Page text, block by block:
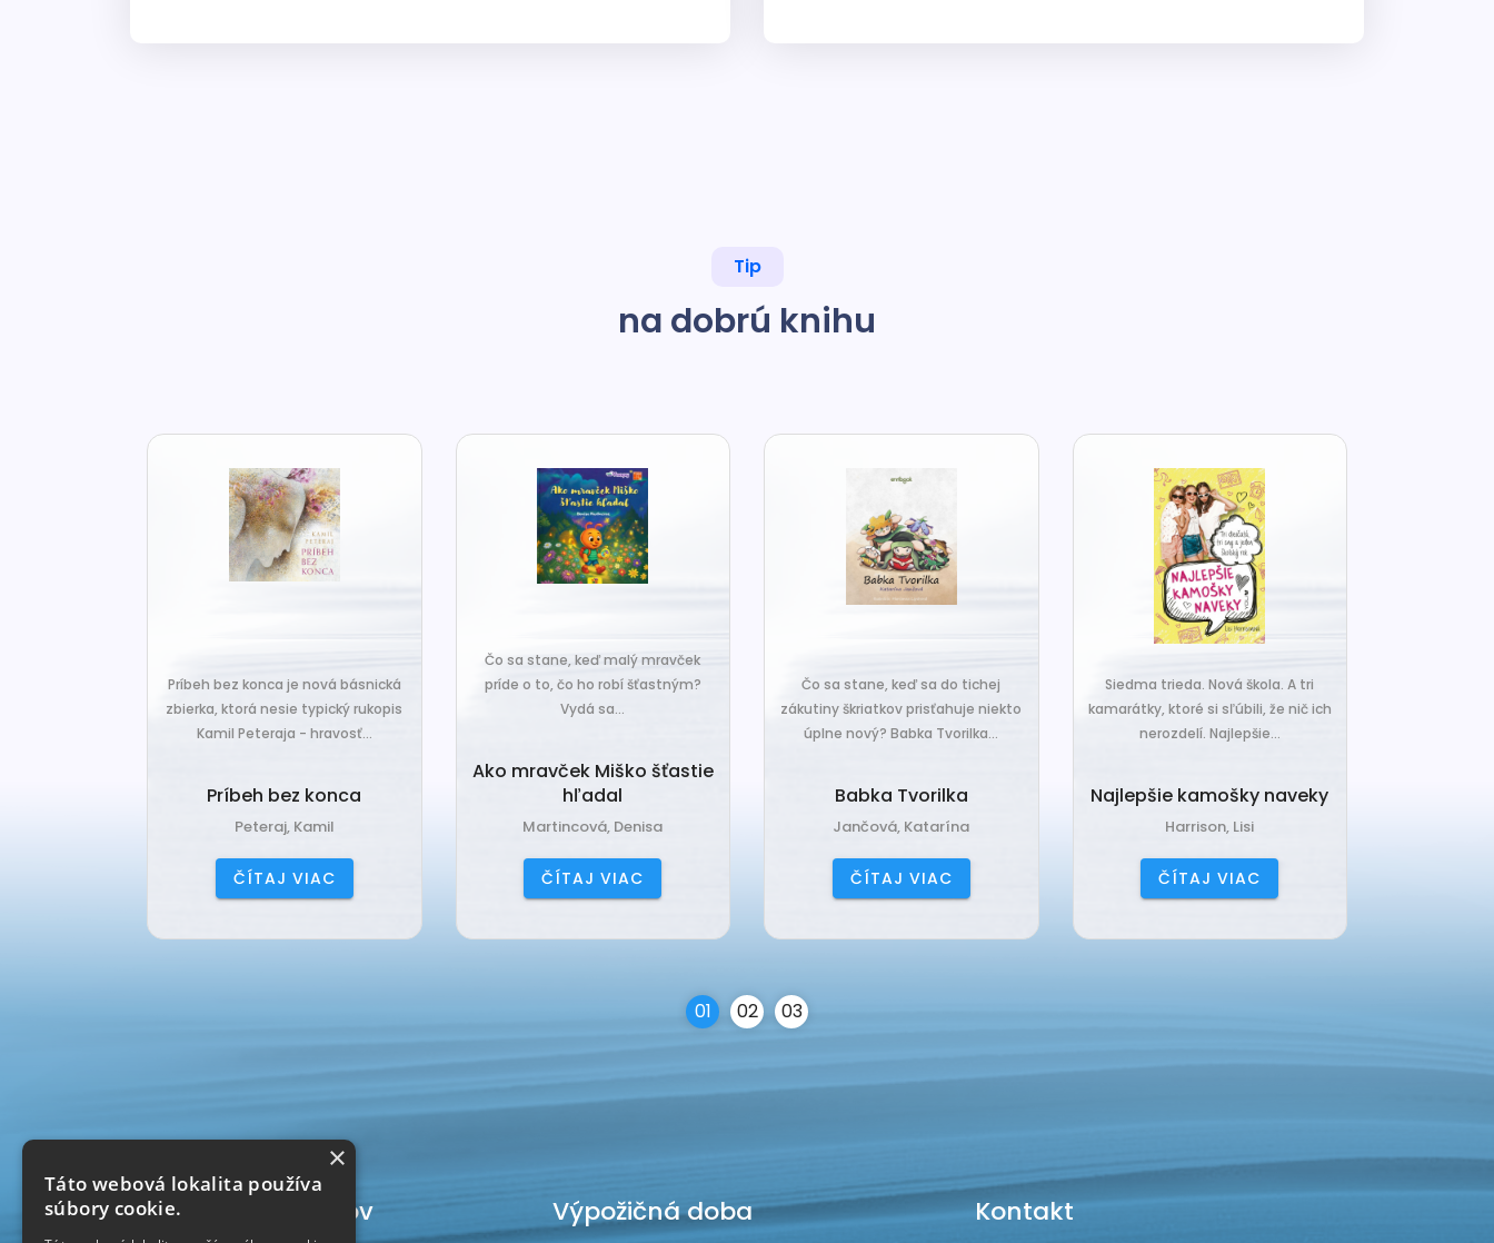
Tip
na dobrú knihu
Príbeh bez konca je nová básnická
zbierka, ktorá nesie typický rukopis
Kamil Peteraja - hravosť...
Príbeh bez konca
Peteraj, Kamil
ČÍTAJ VIAC
Čo sa stane, keď malý mravček
príde o to, čo ho robí šťastným?
Vydá sa...
Ako mravček Miško šťastie
hľadal
Martincová, Denisa
ČÍTAJ VIAC
Čo sa stane, keď sa do tichej
zákutiny škriatkov prisťahuje niekto
úplne nový? Babka Tvorilka...
Babka Tvorilka
Jančová, Katarína
ČÍTAJ VIAC
Siedma trieda. Nová škola. A tri
kamarátky, ktoré si sľúbili, že nič ich
nerozdelí. Najlepšie...
Najlepšie kamošky naveky
Harrison, Lisi
ČÍTAJ VIAC
01 02 03
Počítadlo prístupov Výpožičná doba Kontakt
×
Táto webová lokalita používa
súbory cookie.